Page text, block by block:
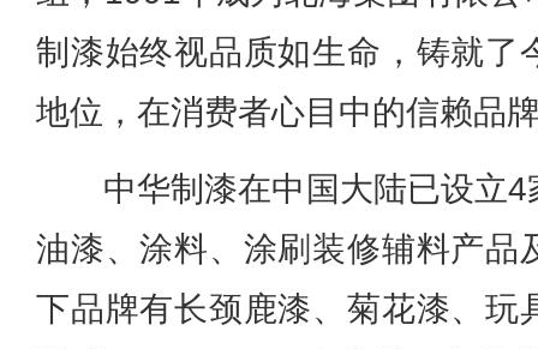
制漆始终视品质如生命，铸就了
地位，在消费者心目中的信赖品
中华制漆在中国大陆已设立
油漆、涂料、涂刷装修辅料产品
下品牌有长颈鹿漆、菊花漆、玩